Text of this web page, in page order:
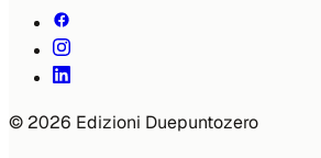
© 2026 Edizioni Duepuntozero